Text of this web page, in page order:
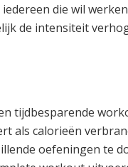
die wil
de intensiteit
tijdbesparende
als calorieën
oefeningen te